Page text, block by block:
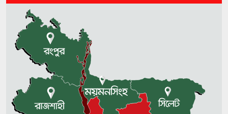
নাছির চৌধুরী
খুলনায় পিস্তল ও গুলিসহ যুবক গ্রেপ্তার
উখিয়া সীমান্তে মাইন বিস্ফোরণে